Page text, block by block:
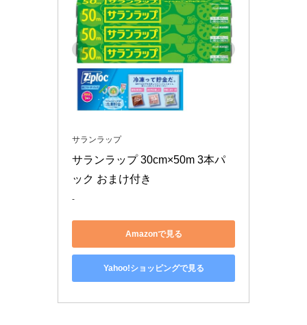
サランラップ
サランラップ 30cm×50m 3本パ
ック おまけ付き
-
Amazonで見る
Yahoo!ショッピングで見る